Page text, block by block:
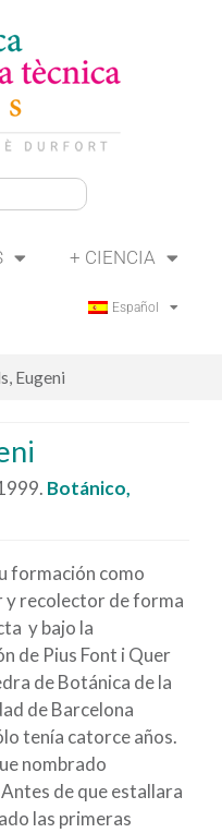
+ CIENCIA
Español
Eugeni
Botánico,
formación como
y recolector de forma
y bajo la
de Pius Font i Quer
de Botánica de la
de Barcelona
tenía catorce años.
nombrado
de que estallara
las primeras